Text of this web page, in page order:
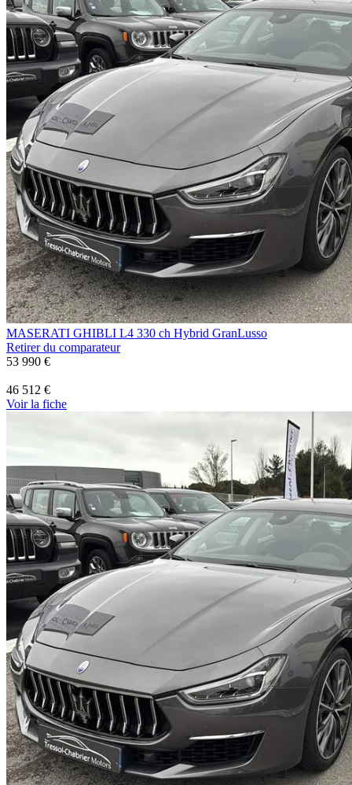
MASERATI GHIBLI L4 330 ch Hybrid GranLusso
Retirer du comparateur
53 990 €
46 512 €
Voirla fiche